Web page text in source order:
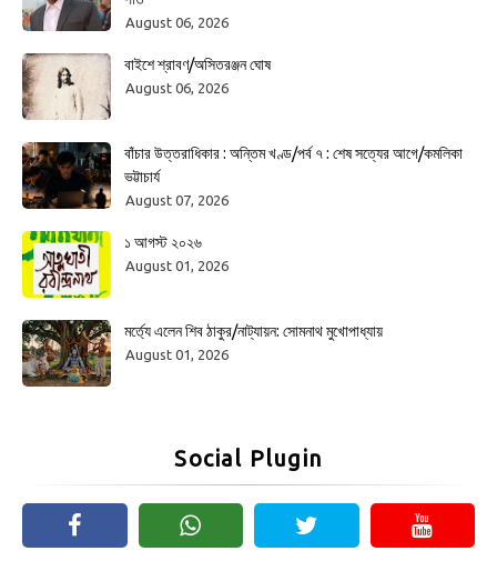
August 06, 2026
বাইশে শ্রাবণ/অসিতরঞ্জন ঘোষ
August 06, 2026
বাঁচার উত্তরাধিকার : অন্তিম খণ্ড/পর্ব ৭ : শেষ সত্যের আগে/কমলিকা
ভট্টাচার্য
August 07, 2026
১ আগস্ট ২০২৬
August 01, 2026
মর্ত্যে এলেন শিব ঠাকুর/নাট্যায়ন: সোমনাথ মুখোপাধ্যায়
August 01, 2026
Social Plugin